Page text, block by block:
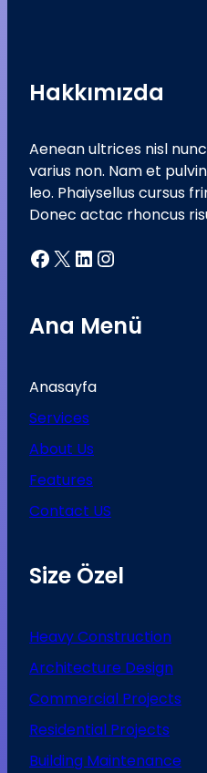
Hakkımızda
Aenean ultrices nisl
varius non. Nam et
leo. Phaiysellus cursus
Donec actac rhoncus
Facebook X LinkedIn Instagram
Ana Menü
Anasayfa
Services
About Us
Features
Contact US
Size Özel
Heavy Construction
Architecture Design
Commercial Projects
Residential Projects
Building Maintenance